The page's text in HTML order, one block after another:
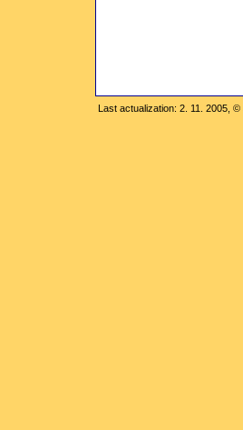
Last actualization: 2. 11. 2005,